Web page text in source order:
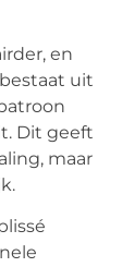
en
uit
Dit geeft
maar